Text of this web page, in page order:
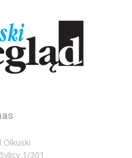
Olkuski
1/301